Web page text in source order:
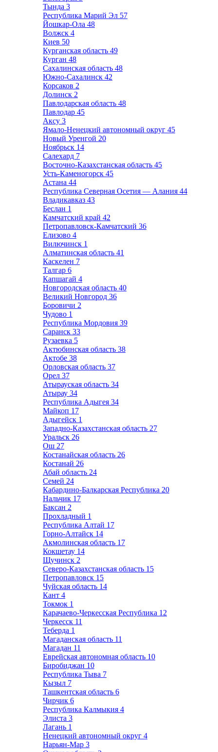
Тында 3
Республика Марий Эл 57
Йошкар-Ола 48
Волжск 4
Киев 50
Курганская область 49
Курган 48
Сахалинская область 48
Южно-Сахалинск 42
Корсаков 2
Долинск 2
Павлодарская область 48
Павлодар 45
Аксу 3
Ямало-Ненецкий автономный округ 45
Новый Уренгой 20
Ноябрьск 14
Салехард 7
Восточно-Казахстанская область 45
Усть-Каменогорск 45
Астана 44
Республика Северная Осетия — Алания 44
Владикавказ 43
Беслан 1
Камчатский край 42
Петропавловск-Камчатский 36
Елизово 4
Вилючинск 1
Алматинская область 41
Каскелен 7
Талгар 6
Капшагай 4
Новгородская область 40
Великий Новгород 36
Боровичи 2
Чудово 1
Республика Мордовия 39
Саранск 33
Рузаевка 5
Актюбинская область 38
Актобе 38
Орловская область 37
Орел 37
Атырауская область 34
Атырау 34
Республика Адыгея 34
Майкоп 17
Адыгейск 1
Западно-Казахстанская область 27
Уральск 26
Ош 27
Костанайская область 26
Костанай 26
Абай область 24
Семей 24
Кабардино-Балкарская Республика 20
Нальчик 17
Баксан 2
Прохладный 1
Республика Алтай 17
Горно-Алтайск 14
Акмолинская область 17
Кокшетау 14
Щучинск 2
Северо-Казахстанская область 15
Петропавловск 15
Чуйская область 14
Кант 4
Токмок 1
Карачаево-Черкесская Республика 12
Черкесск 11
Теберда 1
Магаданская область 11
Магадан 11
Еврейская автономная область 10
Биробиджан 10
Республика Тыва 7
Кызыл 7
Ташкентская область 6
Чирчик 6
Республика Калмыкия 4
Элиста 3
Лагань 1
Ненецкий автономный округ 4
Нарьян-Мар 3